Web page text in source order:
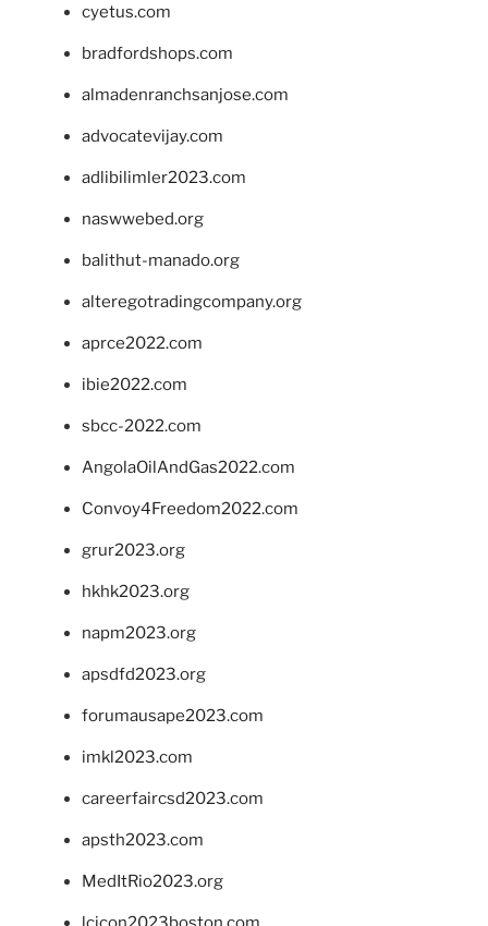
cyetus.com
bradfordshops.com
almadenranchsanjose.com
advocatevijay.com
adlibilimler2023.com
naswwebed.org
balithut-manado.org
alteregotradingcompany.org
aprce2022.com
ibie2022.com
sbcc-2022.com
AngolaOilAndGas2022.com
Convoy4Freedom2022.com
grur2023.org
hkhk2023.org
napm2023.org
apsdfd2023.org
forumausape2023.com
imkl2023.com
careerfaircsd2023.com
apsth2023.com
MedItRio2023.org